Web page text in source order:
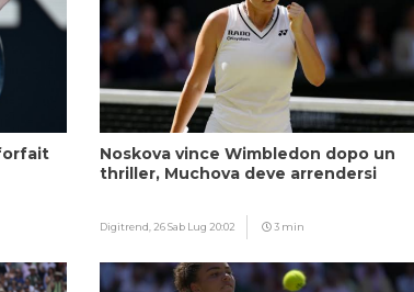
Noskova vince Wimbledon dopo un
thriller, Muchova deve arrendersi
Digitrend, 26 Sab Lug 20:02 3 min